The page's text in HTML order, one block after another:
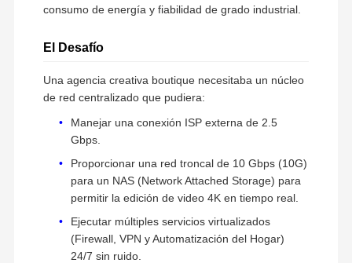
consumo de energía y fiabilidad de grado industrial.
El Desafío
Una agencia creativa boutique necesitaba un núcleo
de red centralizado que pudiera:
Manejar una conexión ISP externa de 2.5
Gbps.
Proporcionar una red troncal de 10 Gbps (10G)
para un NAS (Network Attached Storage) para
permitir la edición de video 4K en tiempo real.
Ejecutar múltiples servicios virtualizados
(Firewall, VPN y Automatización del Hogar)
24/7 sin ruido.